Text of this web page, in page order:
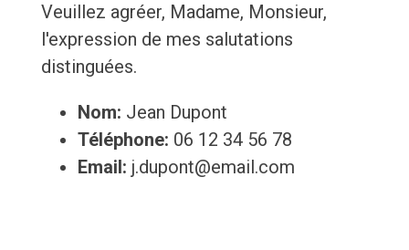
Veuillez agréer, Madame, Monsieur,
l'expression de mes salutations
distinguées.
Nom: Jean Dupont
Téléphone: 06 12 34 56 78
Email: j.dupont@email.com